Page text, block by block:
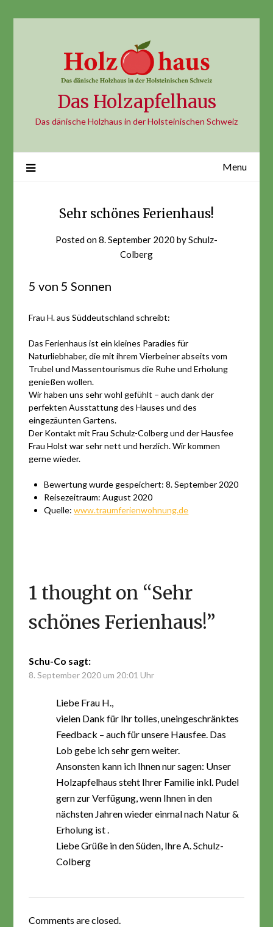
Das Holzapfelhaus
Das dänische Holzhaus in der Holsteinischen Schweiz
Menu
Sehr schönes Ferienhaus!
Posted on8. September 2020 bySchulz-
Colberg
5 von 5 Sonnen
Frau H. aus Süddeutschland schreibt:
Das Ferienhaus ist ein kleines Paradies für
Naturliebhaber, die mit ihrem Vierbeiner abseits vom
Trubel und Massentourismus die Ruhe und Erholung
genießen wollen.
Wir haben uns sehr wohl gefühlt – auch dank der
perfekten Ausstattung des Hauses und des
eingezäunten Gartens.
Der Kontakt mit Frau Schulz-Colberg und der Hausfee
Frau Holst war sehr nett und herzlich. Wir kommen
gerne wieder.
Bewertung wurde gespeichert: 8. September 2020
Reisezeitraum: August 2020
Quelle:www.traumferienwohnung.de
1 thought on “Sehr
schönes Ferienhaus!”
Schu-Co sagt:
8. September 2020 um 20:01 Uhr
Liebe Frau H.,
vielen Dank für Ihr tolles, uneingeschränktes
Feedback – auch für unsere Hausfee. Das
Lob gebe ich sehr gern weiter.
Ansonsten kann ich Ihnen nur sagen: Unser
Holzapfelhaus steht Ihrer Familie inkl. Pudel
gern zur Verfügung, wenn Ihnen in den
nächsten Jahren wieder einmal nach Natur &
Erholung ist .
Liebe Grüße in den Süden, Ihre A. Schulz-
Colberg
Comments are closed.